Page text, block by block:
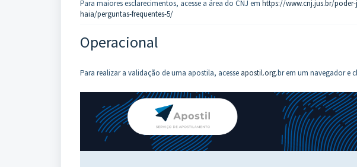
Para maiores esclarecimentos, acesse a área do CNJ em https://www.cnj.jus.br/
haia/perguntas-frequentes-5/
Operacional
Para realizar a validação de uma apostila, acesse apostil.org.br em um navegador e